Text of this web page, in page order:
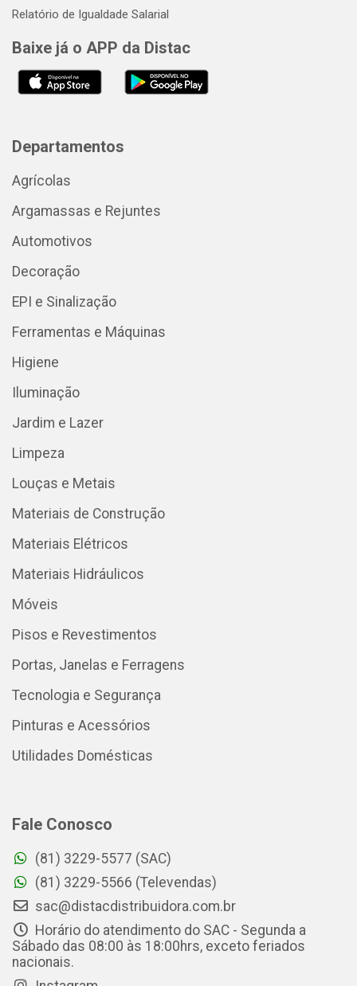
Relatório de Igualdade Salarial
Baixe já o APP da Distac
Departamentos
Agrícolas
Argamassas e Rejuntes
Automotivos
Decoração
EPI e Sinalização
Ferramentas e Máquinas
Higiene
Iluminação
Jardim e Lazer
Limpeza
Louças e Metais
Materiais de Construção
Materiais Elétricos
Materiais Hidráulicos
Móveis
Pisos e Revestimentos
Portas, Janelas e Ferragens
Tecnologia e Segurança
Pinturas e Acessórios
Utilidades Domésticas
Fale Conosco
(81) 3229-5577 (SAC)
(81) 3229-5566 (Televendas)
sac@distacdistribuidora.com.br
Horário do atendimento do SAC - Segunda a
Sábado das 08:00 às 18:00hrs, exceto feriados
nacionais.